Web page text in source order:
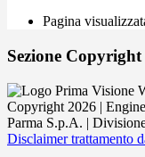
Pagina
Sezione Copyright
Copyright 2026 |
Parma S.p.A. |
Disclaimer trattamento